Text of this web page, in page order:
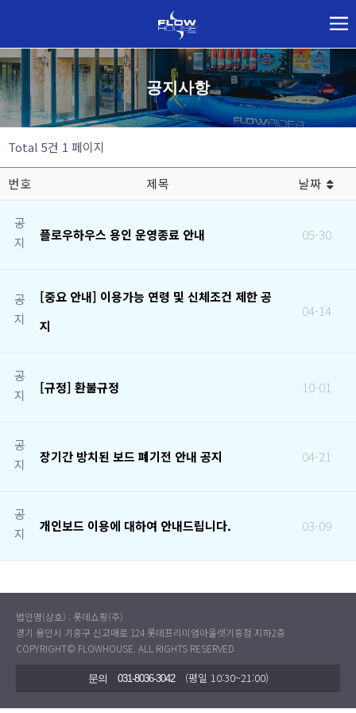
공지사항
Total 5건 1 페이지
번호 제목 날짜
공
지
플로우하우스 용인 운영종료 안내 05-30
공
지
[중요 안내] 이용가능 연령 및 신체조건 제한 공
지
04-14
공
지
[규정] 환불규정 10-01
공
지
장기간 방치된 보드 폐기전 안내 공지 04-21
공
지
개인보드 이용에 대하여 안내드립니다. 03-09
법인명(상호) : 롯데쇼핑(주)
경기 용인시 기흥구 신고매로 124 롯데프리미엄아울렛기흥점 지하2층
COPYRIGHT© FLOWHOUSE. ALL RIGHTS RESERVED
문의 031-8036-3042 (평일 10:30~21:00)